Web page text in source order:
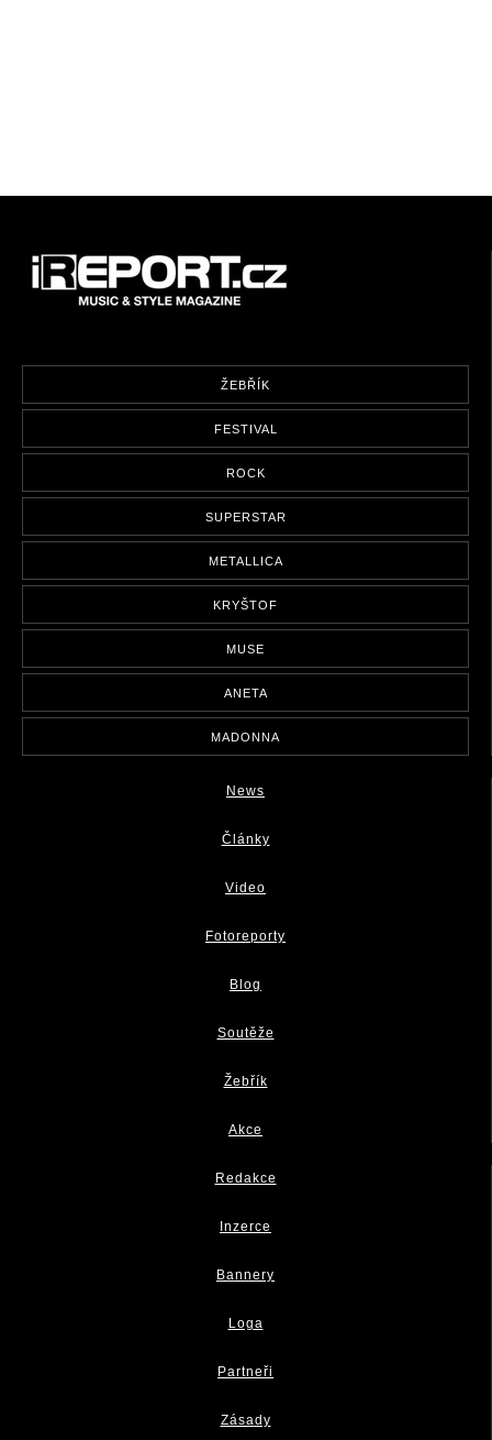
ŽEBŘÍK
FESTIVAL
ROCK
SUPERSTAR
METALLICA
KRYŠTOF
MUSE
ANETA
MADONNA
News
Články
Video
Fotoreporty
Blog
Soutěže
Žebřík
Akce
Redakce
Inzerce
Bannery
Loga
Partneři
Zásady